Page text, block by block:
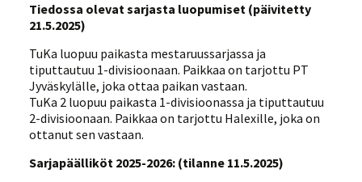
Tiedossa olevat sarjasta luopumiset (päivitetty
21.5.2025)
TuKa luopuu paikasta mestaruussarjassa ja
tiputtautuu 1-divisioonaan. Paikkaa on tarjottu PT
Jyväskylälle, joka ottaa paikan vastaan.
TuKa 2 luopuu paikasta 1-divisioonassa ja tiputtautuu
2-divisioonaan. Paikkaa on tarjottu Halexille, joka on
ottanut sen vastaan.
Sarjapäälliköt 2025-2026: (tilanne 11.5.2025)